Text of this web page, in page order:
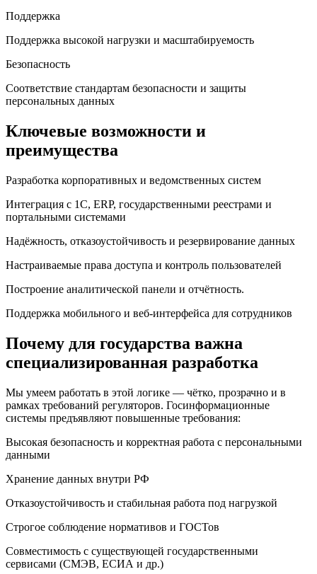
Поддержка
Поддержка высокой нагрузки и масштабируемость
Безопасность
Соответствие стандартам безопасности и защиты
персональных данных
Ключевые возможности и
преимущества
Разработка корпоративных и ведомственных систем
Интеграция с 1С, ERP, государственными реестрами и
портальными системами
Надёжность, отказоустойчивость и резервирование данных
Настраиваемые права доступа и контроль пользователей
Построение аналитической панели и отчётность.
Поддержка мобильного и веб-интерфейса для сотрудников
Почему для государства важна
специализированная разработка
Мы умеем работать в этой логике — чётко, прозрачно и в
рамках требований регуляторов. Госинформационные
системы предъявляют повышенные требования:
Высокая безопасность и корректная работа с персональными
данными
Хранение данных внутри РФ
Отказоустойчивость и стабильная работа под нагрузкой
Строгое соблюдение нормативов и ГОСТов
Совместимость с существующей государственными
сервисами (СМЭВ, ЕСИА и др.)